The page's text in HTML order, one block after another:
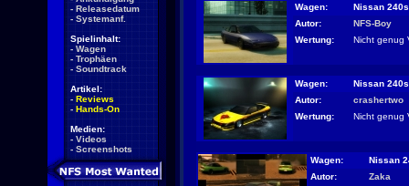
- Releasedatum
- Systemanf.
Spielinhalt:
- Wagen
- Trophäen
- Soundtrack
Artikel:
- Reviews
- Hands-On
Medien:
- Videos
- Screenshots
Wagen:
Nissan
Autor:
NFS-Boy
Wertung:
Nicht genug
Wagen:
Nissan
Autor:
crashertwo
Wertung:
Nicht genug
Wagen:
Nissan
Autor:
Zaka